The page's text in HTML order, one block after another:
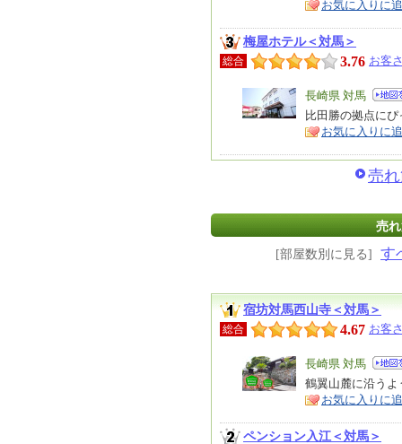
お気に入りに
梅屋ホテル＜対馬＞
総合 3.76 お客
エ
リ
ア
長崎県 対馬
特
徴
比田勝の拠点に
お気に入りに
売
売
[部屋数別に見る] す
宿坊対馬西山寺＜対馬＞
総合 4.67 お客
エ
リ
ア
長崎県 対馬
特
徴
鶴翼山麓に沿う
お気に入りに
ペンション入江＜対馬＞